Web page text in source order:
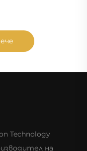
Technology
на